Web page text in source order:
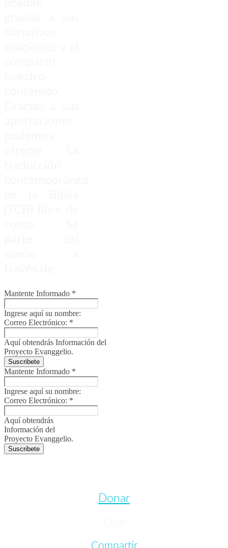
Mantente Informado *
Ingrese aquí su nombre:
Correo Electrónico: *
Aquí obtendrás Información del
Proyecto Evanggelio.
Suscribete
Mantente Informado *
Ingrese aquí su nombre:
Correo Electrónico: *
Aquí obtendrás
Información del
Proyecto Evanggelio.
Suscribete
Donar
Compartir